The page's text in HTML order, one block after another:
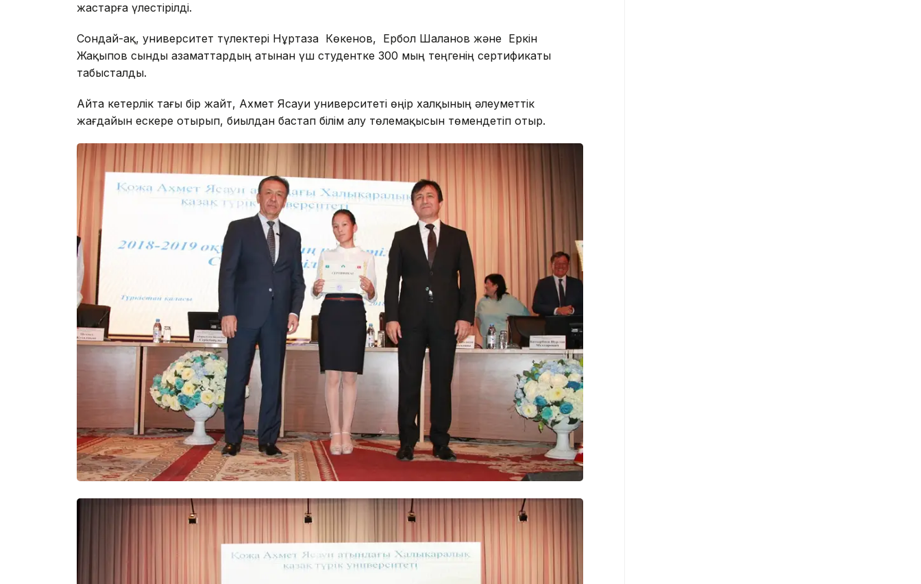
жастарға үлестірілді.
Сондай-ақ, университет түлектері Нұртаза Көкенов, Ербол Шаланов және Еркін
Жақыпов сынды азаматтардың атынан үш студентке 300 мың теңгенің сертификаты
табысталды.
Айта кетерлік тағы бір жайт, Ахмет Ясауи университеті өңір халқының әлеуметтік
жағдайын ескере отырып, биылдан бастап білім алу төлемақысын төмендетіп отыр.